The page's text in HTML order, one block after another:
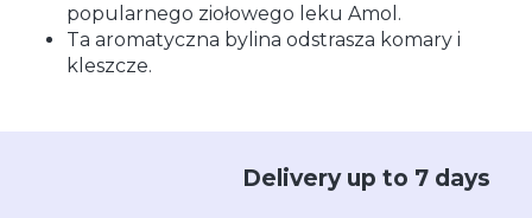
popularnego ziołowego leku Amol.
Ta aromatyczna bylina odstrasza komary i
kleszcze.
Delivery up to 7 days